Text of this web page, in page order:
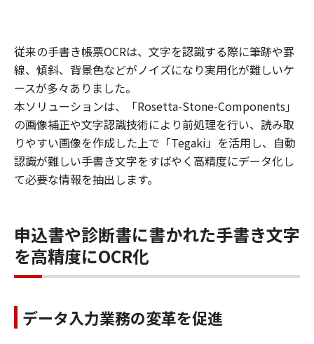
従来の手書き帳票OCRは、文字を認識する際に筆跡や罫
線、傾斜、背景色などがノイズになり実用化が難しいケ
ースが多々ありました。
本ソリューションは、「Rosetta-Stone-Components」
の画像補正や文字認識技術により前処理を行い、読み取
りやすい画像を作成した上で「Tegaki」を活用し、自動
認識が難しい手書き文字をすばやく高精度にデータ化し
て必要な情報を抽出します。
申込書や診断書に書かれた手書き文字
を高精度にOCR化
データ入力業務の変革を促進